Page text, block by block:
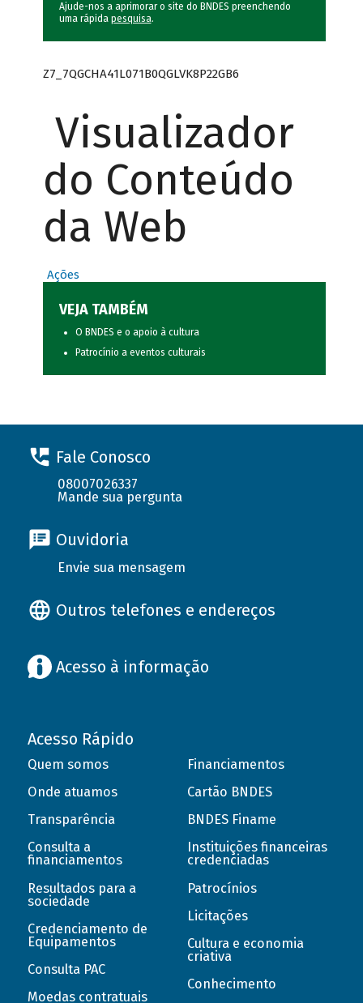
Ajude-nos a aprimorar o site do BNDES preenchendo
uma rápida pesquisa.
Z7_7QGCHA41L071B0QGLVK8P22GB6
Visualizador
do Conteúdo
da Web
Ações
VEJA TAMBÉM
O BNDES e o apoio à cultura
Patrocínio a eventos culturais
Fale Conosco
08007026337
Mande sua pergunta
Ouvidoria
Envie sua mensagem
Outros telefones e endereços
Acesso à informação
Acesso Rápido
Quem somos
Onde atuamos
Transparência
Consulta a
financiamentos
Resultados para a
sociedade
Credenciamento de
Equipamentos
Consulta PAC
Moedas contratuais
Financiamentos
Cartão BNDES
BNDES Finame
Instituições financeiras
credenciadas
Patrocínios
Licitações
Cultura e economia
criativa
Conhecimento